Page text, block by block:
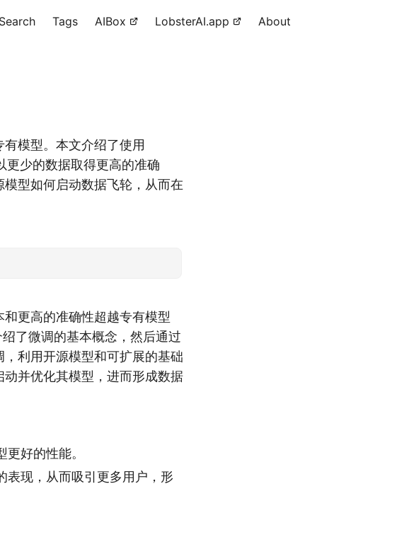
Search Tags AIBox LobsterAI.app About
模型。本文介绍了使用
更少的数据取得更高的准确
型如何启动数据飞轮，从而在
更高的准确性超越专有模型
了微调的基本概念，然后通过
利用开源模型和可扩展的基础
并优化其模型，进而形成数据
好的性能。
表现，从而吸引更多用户，形